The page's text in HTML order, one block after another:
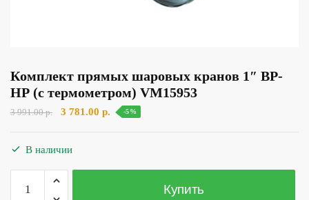
Комплект прямых шаровых кранов 1″ ВР-
НР (с термометром) VM15953
3 991.00р.
Первоначальная
991.00 р..
3 781.00 р. Текущая
-5%
В наличии
Количество
товара
Купить